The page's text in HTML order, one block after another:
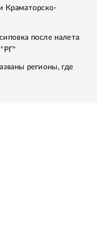
Краматорско-
после налета
регионы, где